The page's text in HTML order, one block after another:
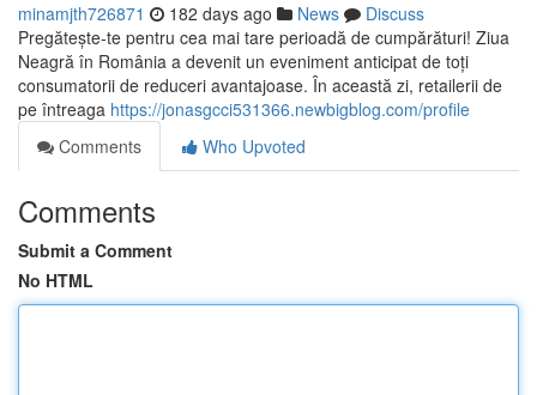
minamjth726871 182 days ago News
Discuss
Pregătește-te pentru cea mai tare perioadă de cumpărături! Ziua
Neagră în România a devenit un eveniment anticipat de toți
consumatorii de reduceri avantajoase. În această zi, retailerii de
pe întreaga https://jonasgcci531366.newbigblog.com/profile
Comments
Who Upvoted
Comments
Submit a Comment
No HTML